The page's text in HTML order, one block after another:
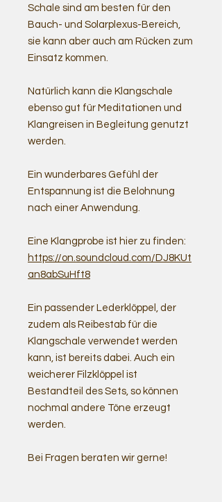
Schale sind am besten für den
Bauch- und Solarplexus-Bereich,
sie kann aber auch am Rücken zum
Einsatz kommen.
Natürlich kann die Klangschale
ebenso gut für Meditationen und
Klangreisen in Begleitung genutzt
werden.
Ein wunderbares Gefühl der
Entspannung ist die Belohnung
nach einer Anwendung.
Eine Klangprobe ist hier zu finden:
https://on.soundcloud.com/DJ8KUt
an8abSuHft8
Ein passender Lederklöppel, der
zudem als Reibestab für die
Klangschale verwendet werden
kann, ist bereits dabei. Auch ein
weicherer Filzklöppel ist
Bestandteil des Sets, so können
nochmal andere Töne erzeugt
werden.
Bei Fragen beraten wir gerne!